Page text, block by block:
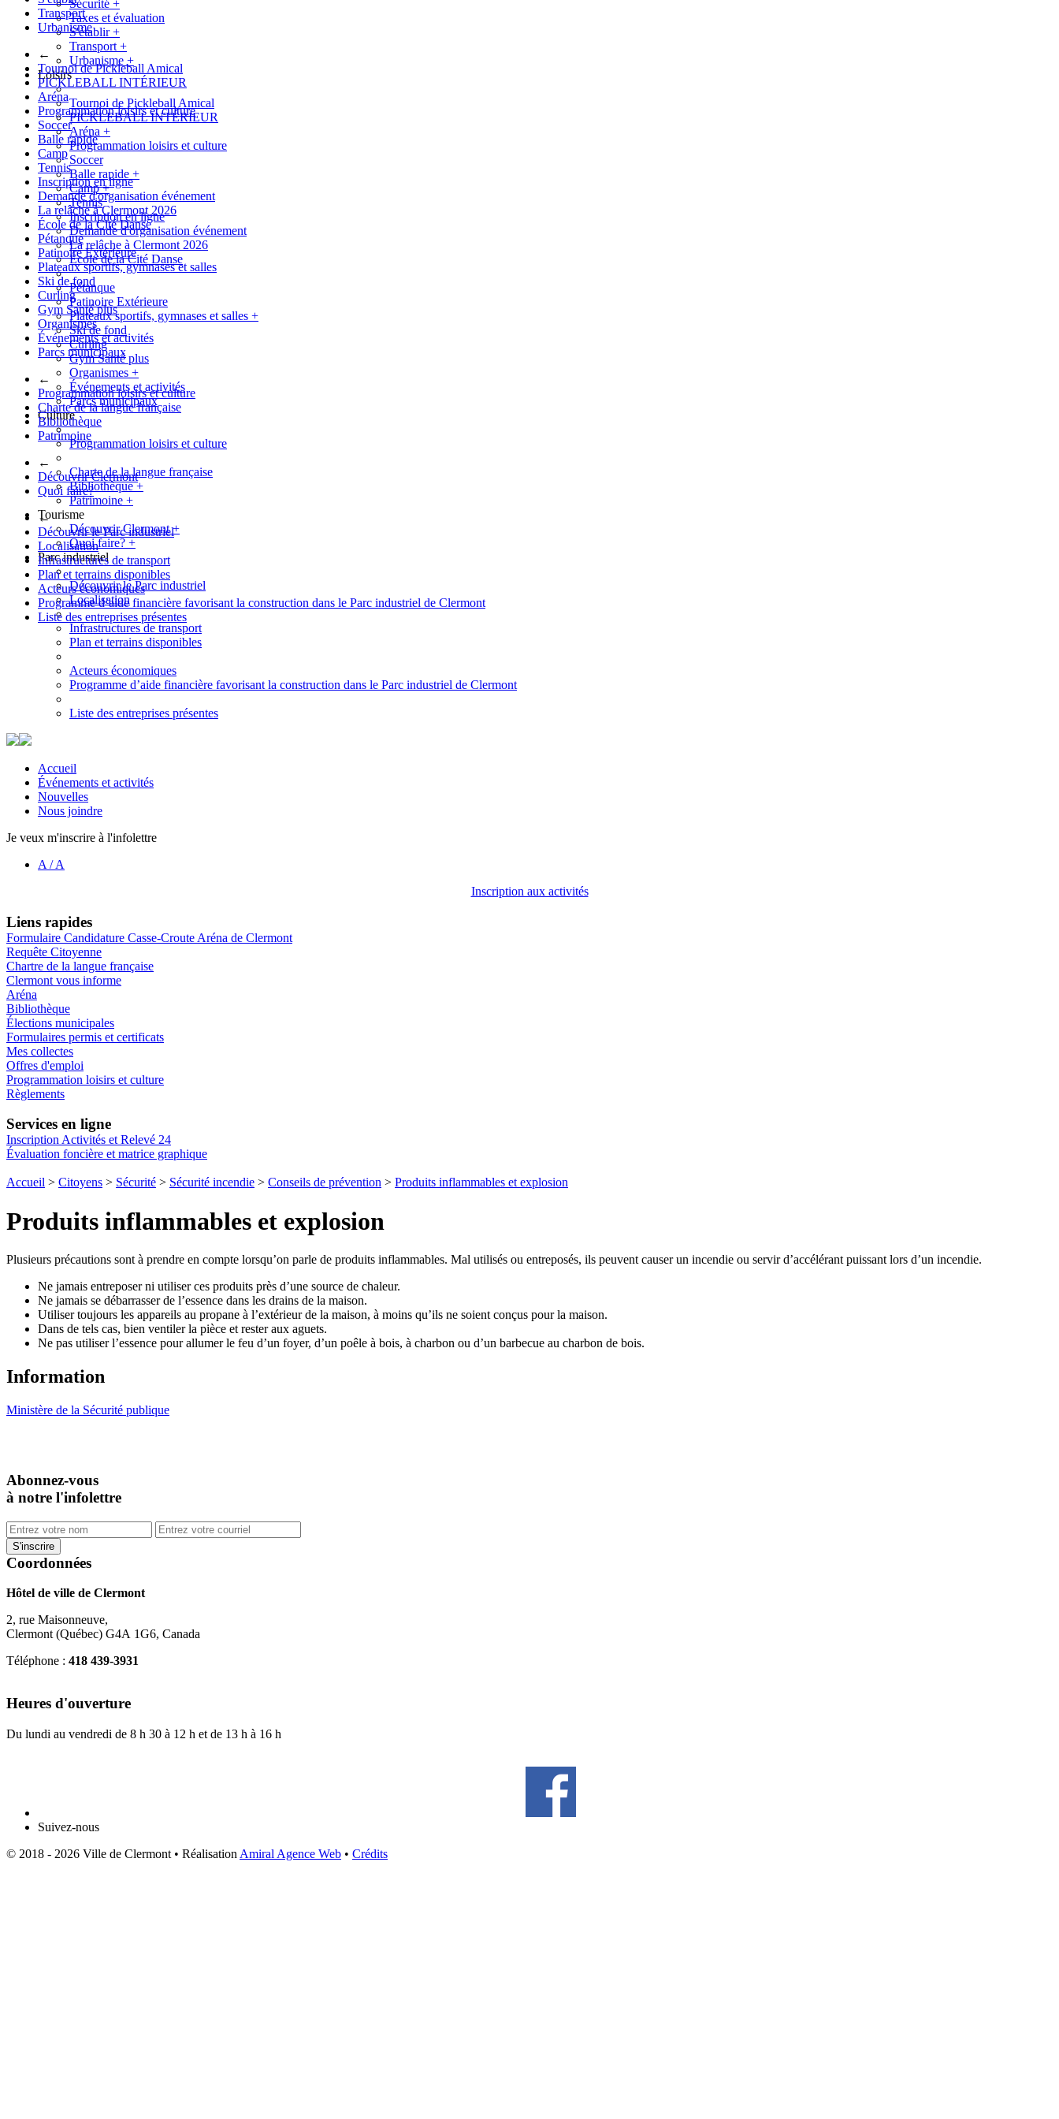
Transport
Urbanisme
←
Tournoi de Pickleball Amical
PICKLEBALL INTÉRIEUR
Aréna
Programmation loisirs et culture
Soccer
Balle rapide
Camp
Tennis
Inscription en ligne
Demande d'organisation événement
La relâche à Clermont 2026
École de la Cité Danse
Pétanque
Patinoire Extérieure
Plateaux sportifs, gymnases et salles
Ski de fond
Curling
Gym Santé plus
Organismes
Événements et activités
Parcs municipaux
←
Programmation loisirs et culture
Charte de la langue française
Bibliothèque
Patrimoine
←
Découvrir Clermont
Quoi faire?
←
Découvrir le Parc industriel
Localisation
Infrastructures de transport
Plan et terrains disponibles
Acteurs économiques
Programme d’aide financière favorisant la construction dans le Parc industriel de Clermont
Liste des entreprises présentes
Sécurité +
Taxes et évaluation
S'établir+
Transport +
Urbanisme +
Loisirs
Tournoi de Pickleball Amical
PICKLEBALL INTÉRIEUR
Aréna +
Programmation loisirs et culture
Soccer
Balle rapide +
Camp+
Tennis
Inscription en ligne
Demande d'organisation événement
La relâche à Clermont 2026
École de la Cité Danse
Pétanque
Patinoire Extérieure
Plateaux sportifs, gymnases et salles +
Ski de fond
Curling
Gym Santé plus
Organismes +
Événements et activités
Parcs municipaux
Culture
Programmation loisirs et culture
Charte de la langue française
Bibliothèque+
Patrimoine +
Tourisme
Découvrir Clermont+
Quoi faire? +
Parc industriel
Découvrir le Parc industriel
Localisation
Infrastructures de transport
Plan et terrains disponibles
Acteurs économiques
Programme d’aide financière favorisant la construction dans le Parc industriel de Clermont
Liste des entreprises présentes
Accueil
Événements et activités
Nouvelles
Nous joindre
Je veux m'inscrire à l'infolettre
A /A
Inscription aux activités
Liens rapides
Formulaire Candidature Casse-Croute Aréna de Clermont
Requête Citoyenne
Chartre de la langue française
Clermont vous informe
Aréna
Bibliothèque
Élections municipales
Formulaires permis et certificats
Mes collectes
Offres d'emploi
Programmation loisirs et culture
Règlements
Services en ligne
Inscription Activités et Relevé 24
Évaluation foncière et matrice graphique
Accueil > Citoyens > Sécurité > Sécurité incendie > Conseils de prévention > Produits inflammables et explosion
Produits inflammables et explosion
Plusieurs précautions sont à prendre en compte lorsqu’on parle de produits inflammables. Mal utilisés ou entreposés, ils peuvent causer un incendie ou servir d’accélérant puissant lors d’un incendie.
Ne jamais entreposer ni utiliser ces produits près d’une source de chaleur.
Ne jamais se débarrasser de l’essence dans les drains de la maison.
Utiliser toujours les appareils au propane à l’extérieur de la maison, à moins qu’ils ne soient conçus pour la maison.
Dans de tels cas, bien ventiler la pièce et rester aux aguets.
Ne pas utiliser l’essence pour allumer le feu d’un foyer, d’un poêle à bois, à charbon ou d’un barbecue au charbon de bois.
Information
Ministère de la Sécurité publique
Abonnez-vous
à notre l'infolettre
Coordonnées
Hôtel de ville de Clermont
2, rue Maisonneuve,
Clermont (Québec) G4A 1G6, Canada
Téléphone : 418 439-3931
Heures d'ouverture
Du lundi au vendredi de 8 h 30 à 12 h et de 13 h à 16 h
Suivez-nous
© 2018 - 2026 Ville de Clermont • Réalisation Amiral Agence Web • Crédits